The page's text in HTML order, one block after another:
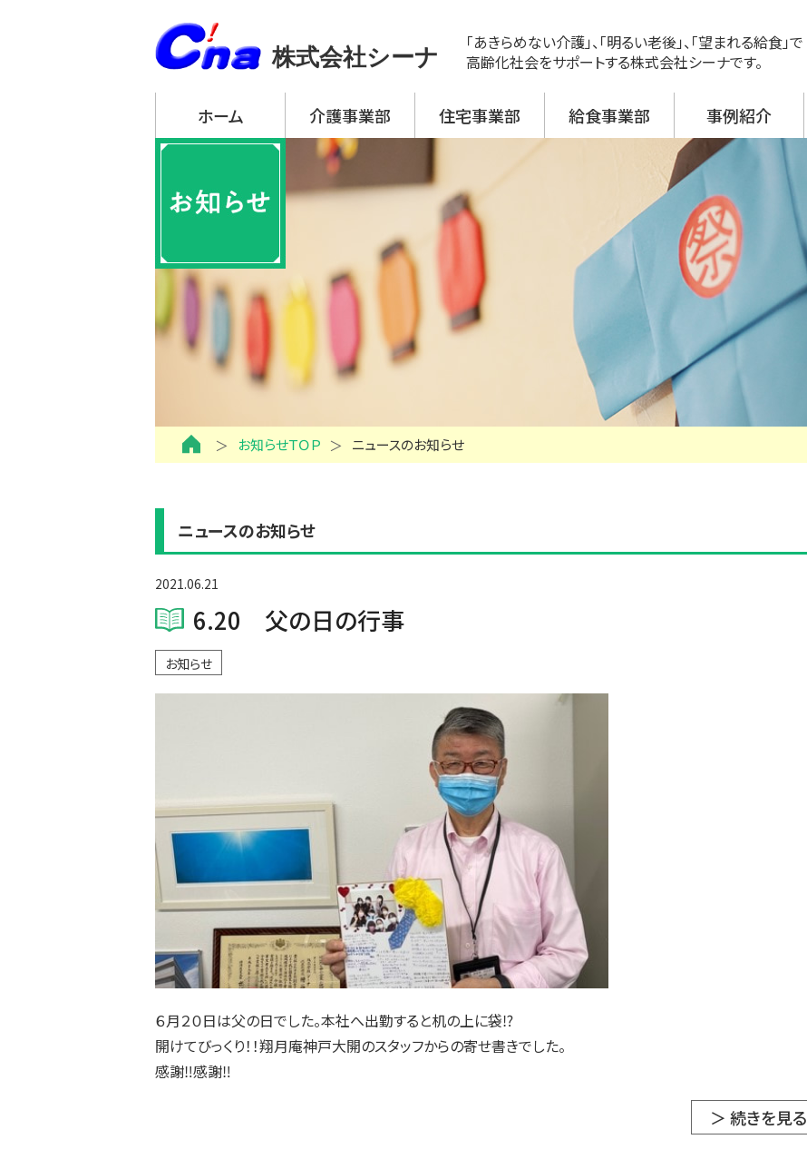
株式会社シーナ
「あきらめない介護」、「明るい老後」、「望まれる給食」で
高齢化社会をサポートする株式会社シーナです。
ホーム 介護事業部
アーチ・デイサービス
・ アーチ・デイサービス 新神戸
・ アーチ・デイサービス 大開
・ アーチ・デイサービス 野口
・ アーチ・デイサービス 加古川西
・ アーチ・デイサービス 高砂
アーチ訪問介護
アーチ居宅介護支援事業所
特定施設入居者生活介護
住宅事業部 給食事業部 事例紹介
お知らせＴＯＰ ニュースのお知らせ
ニュースのお知らせ
2021.06.21
6.20 父の日の行事
お知らせ
６月２０日は父の日でした。本社へ出勤すると机の上に袋⁉
開けてびっくり！！翔月庵神戸大開のスタッフからの寄せ書きでした。
感謝‼感謝‼
＞ 続きを見る